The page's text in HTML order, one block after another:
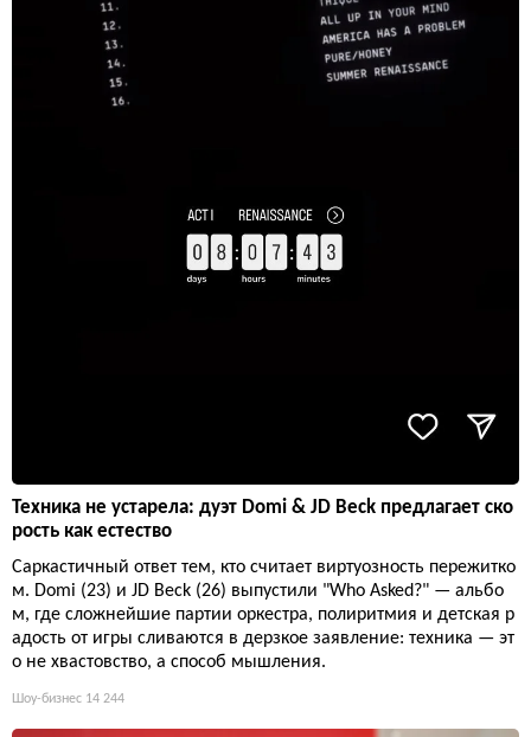
Техника не устарела: дуэт Domi & JD Beck предлагает ско
рость как естество
Саркастичный ответ тем, кто считает виртуозность пережитко
м. Domi (23) и JD Beck (26) выпустили "Who Asked?" — альбо
м, где сложнейшие партии оркестра, полиритмия и детская р
адость от игры сливаются в дерзкое заявление: техника — эт
о не хвастовство, а способ мышления.
Шоу-бизнес 14 244